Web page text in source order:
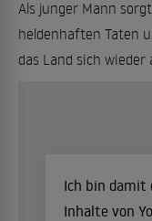
Als junger Mann
heldenhaften Taten
das Land sich
Ich bin damit
Inhalte von